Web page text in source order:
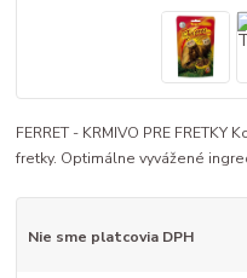
FERRET - KRMIVO PRE
fretky. Optimálne vyvážené
Nie sme platcovia DPH